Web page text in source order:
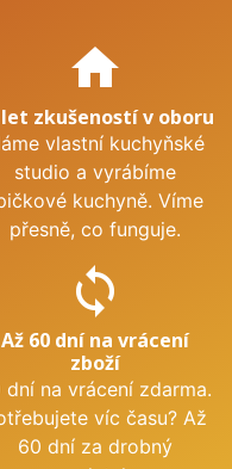
home
let zkušeností v oboru
vlastní kuchyňské
studio a vyrábíme
kuchyně. Víme
přesně, co funguje.
sync
Až 60 dní na vrácení
zboží
dní na vrácení zdarma.
víc času? Až
60 dní za drobný